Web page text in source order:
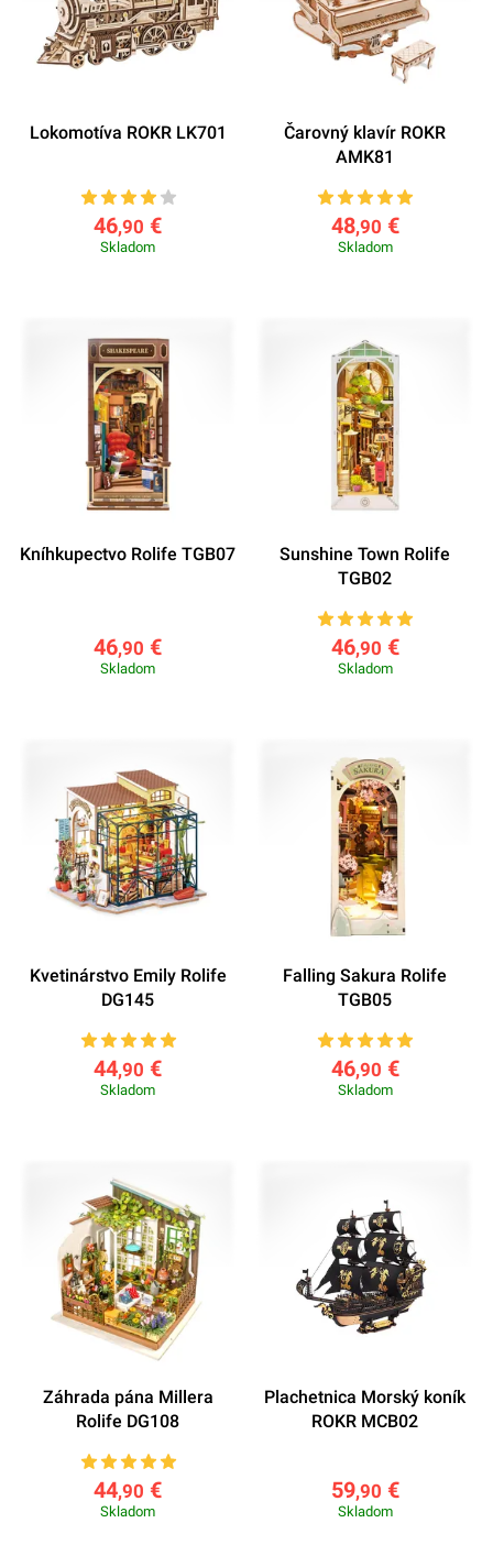
Lokomotíva ROKR LK701
46,90 €
Skladom
Čarovný klavír ROKR
AMK81
48,90 €
Skladom
Kníhkupectvo Rolife TGB07
46,90 €
Skladom
Sunshine Town Rolife
TGB02
46,90 €
Skladom
Kvetinárstvo Emily Rolife
DG145
44,90 €
Skladom
Falling Sakura Rolife
TGB05
46,90 €
Skladom
Záhrada pána Millera
Rolife DG108
44,90 €
Skladom
Plachetnica Morský koník
ROKR MCB02
59,90 €
Skladom